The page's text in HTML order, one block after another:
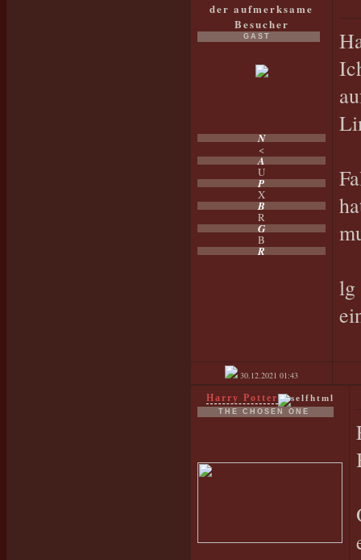
der aufmerksame
Besucher
GAST
N
<
A
U
P
X
B
R
G
B
R
lg
30.12.2021 01:43
Harry Potter
THE CHOSEN ONE